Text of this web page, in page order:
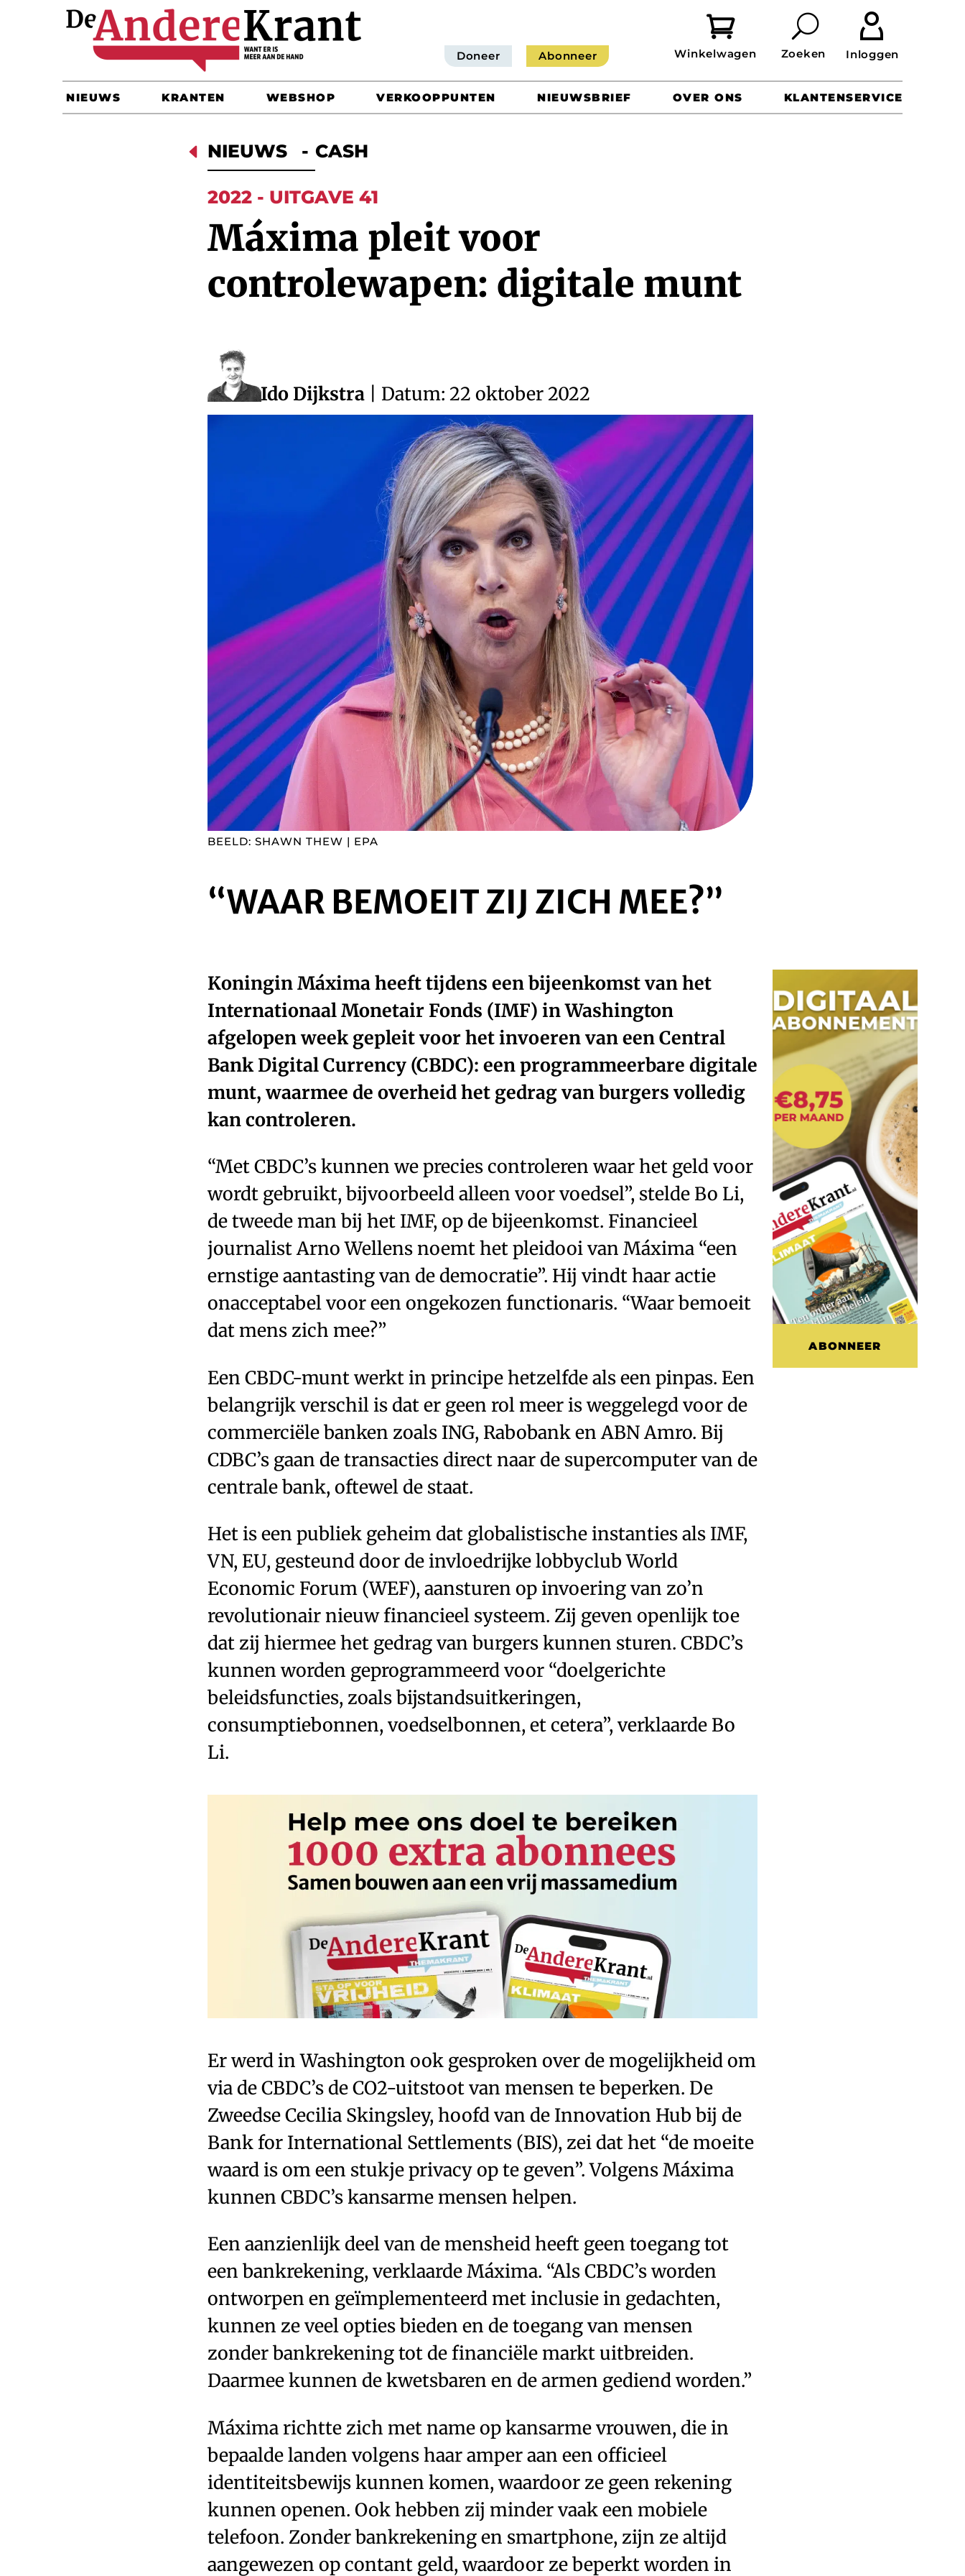
Doneer Abonneer
 
NIEUWS KRANTEN WEBSHOP VERKOOPPUNTEN NIEUWSBRIEF OVER ONS KLANTENSERVICE
D NIEUWS - CASH
2022 - UITGAVE 41
Máxima pleit voor
controlewapen: digitale munt
Ido Dijkstra| Datum: 22 oktober 2022
BEELD: SHAWN THEW | EPA
“WAAR BEMOEIT ZIJ ZICH MEE?”
Koningin Máxima heeft tijdens een bijeenkomst van het
Internationaal Monetair Fonds (IMF) in Washington
afgelopen week gepleit voor het invoeren van een Central
Bank Digital Currency (CBDC): een programmeerbare digitale
munt, waarmee de overheid het gedrag van burgers volledig
kan controleren.
“Met CBDC’s kunnen we precies controleren waar het geld voor
wordt gebruikt, bijvoorbeeld alleen voor voedsel”, stelde Bo Li,
de tweede man bij het IMF, op de bijeenkomst. Financieel
journalist Arno Wellens noemt het pleidooi van Máxima “een
ernstige aantasting van de democratie”. Hij vindt haar actie
onacceptabel voor een ongekozen functionaris. “Waar bemoeit
dat mens zich mee?”
Een CBDC-munt werkt in principe hetzelfde als een pinpas. Een
belangrijk verschil is dat er geen rol meer is weggelegd voor de
commerciële banken zoals ING, Rabobank en ABN Amro. Bij
CDBC’s gaan de transacties direct naar de supercomputer van de
centrale bank, oftewel de staat.
Het is een publiek geheim dat globalistische instanties als IMF,
VN, EU, gesteund door de invloedrijke lobbyclub World
Economic Forum (WEF), aansturen op invoering van zo’n
revolutionair nieuw financieel systeem. Zij geven openlijk toe
dat zij hiermee het gedrag van burgers kunnen sturen. CBDC’s
kunnen worden geprogrammeerd voor “doelgerichte
beleidsfuncties, zoals bijstandsuitkeringen,
consumptiebonnen, voedselbonnen, et cetera­”, verklaarde Bo
Li.
Er werd in Washington ook gesproken over de mogelijkheid om
via de CBDC’s de CO2-uitstoot van mensen te beperken. De
Zweedse Cecilia Skingsley, hoofd van de Innovation Hub bij de
Bank for International Settlements (BIS), zei dat het “de moeite
waard is om een stukje privacy op te geven”. Volgens Máxima
kunnen CBDC’s kansarme mensen helpen.
Een aanzienlijk deel van de mensheid heeft geen toegang tot
een bankrekening, verklaarde Máxima. “Als CBDC’s worden
ontworpen en geïmplementeerd met inclusie in gedachten,
kunnen ze veel opties bieden en de toegang van mensen
zonder bankrekening tot de financiële markt uitbreiden.
Daarmee kunnen de kwetsbaren en de armen gediend worden.”
Máxima richtte zich met name op kansarme vrouwen, die in
bepaalde landen volgens haar amper aan een officieel
identiteitsbewijs kunnen komen, waardoor ze geen rekening
kunnen openen. Ook hebben zij minder vaak een mobiele
telefoon. Zonder bankrekening en smartphone, zijn ze altijd
aangewezen op contant geld, waardoor ze beperkt worden in
ABONNEER